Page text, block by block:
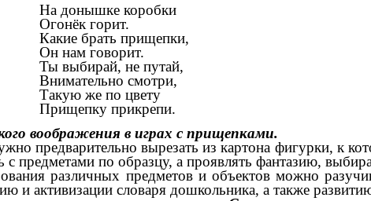
коробки
прищепки,
не путай,
смотри,
по цвету
прикрепи.
воображения в играх с прищепками.
предварительно вырезать из картона фигурки, к
с предметами по образцу, а проявлять фантазию,
различных предметов и объектов можно
и активизации словаря дошкольника, а также